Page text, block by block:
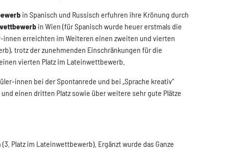
in Spanisch und Russisch erfuhren ihre Krönung durch
in Wien (für Spanisch wurde heuer erstmals die
erreichten im Weiteren einen zweiten und vierten
trotz der zunehmenden Einschränkungen für die
vierten Platz im Lateinwettbewerb.
innen bei der Spontanrede und bei „Sprache kreativ“
einen dritten Platz sowie über weitere sehr gute Plätze
Platz im Lateinwettbewerb). Ergänzt wurde das Ganze